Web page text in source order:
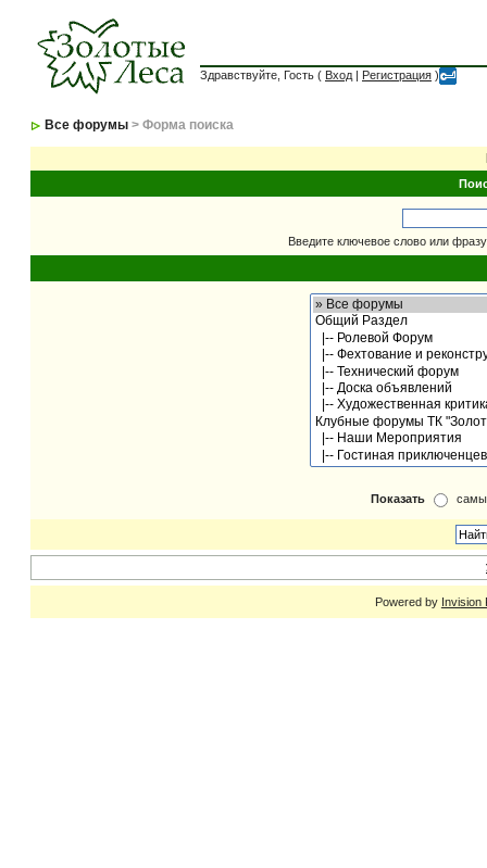
Здравствуйте, Гость ( Вход | Регистрация )
Все форумы > Форма поиска
Введите ключевое слово или
Показать
Powered by Invision